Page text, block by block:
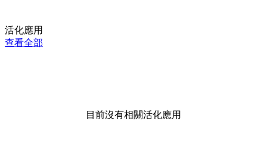
活化應用
查看全部
目前沒有相關活化應用